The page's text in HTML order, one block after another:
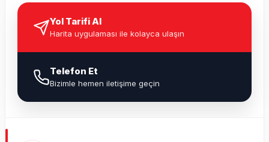
Yol Tarifi Al
Harita uygulaması ile kolayca ulaşın
Telefon Et
Bizimle hemen iletişime geçin